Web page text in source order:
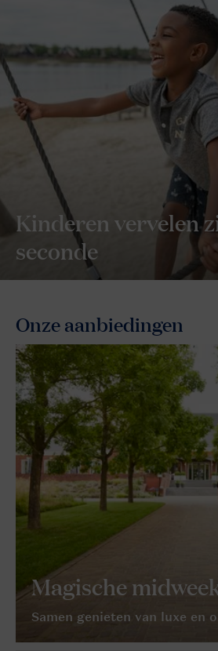
Kinderen vervelen
seconde
Onze aanbiedingen
Magische
Samen genieten van luxe en